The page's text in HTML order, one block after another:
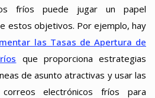
fríos puede jugar un papel
estos objetivos. Por ejemplo, hay
las Tasas de Apertura de
que proporciona estrategias
de asunto atractivas y usar las
electrónicos fríos para